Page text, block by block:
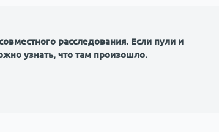
расследования. Если пули и
узнать, что там произошло.